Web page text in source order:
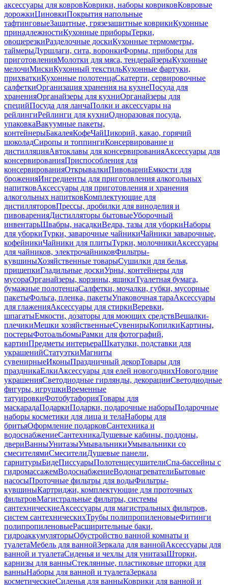
аксессуары для ковровКоврики, наборы ковриковКовровые
дорожкиЦиновкиПокрытия напольные
тафтинговыеЗащитные, грязезащитные коврикиКухонные
принадлежностиКухонные приборыТерки,
овощерезкиРазделочные доскиКухонные термометры,
таймерыДуршлаги, сита, воронкиФормы, приборы для
приготовленияМолотки для мяса, тендерайзерыКухонные
мелочиМискиКухонный текстильКухонные фартуки,
прихваткиКухонные полотенцаСкатерти, сервировочные
салфеткиОрганизация хранения на кухнеПосуда для
храненияОрганайзеры для кухниОрганайзеры для
специйПосуда для ланчаПолки и аксессуары на
рейлингиРейлинги для кухниОдноразовая посуда,
упаковкаВакуумные пакеты,
контейнерыБакалеяКофеЧайЦикорий, какао, горячий
шоколадСиропы и топпингиКонсервирование и
дистилляцияАвтоклавы для консервированияАксессуары для
консервированияПриспособления для
консервированияОткрывалкиПивоварниЕмкости для
броженияИнгредиенты для приготовления алкогольных
напитковАксессуары для приготовления и хранения
алкогольных напитковКомплектующие для
дистилляторовПрессы, дробилки для виноделия и
пивоваренияДистилляторы бытовыеУборочный
инвентарьШвабры, насадкиВедра, тазы для уборкиНаборы
для уборкиТурки, заварочные чайникиЧайники заварочные,
кофейникиЧайники для плитыТурки, молочникиАксессуары
для чайников, электрочайниковФильтры-
кувшиныХозяйственные товарыСушилки для белья,
прищепкиГладильные доскиУрны, контейнеры для
мусораОрганайзеры, корзины, ящикиТуалетная бумага,
бумажные полотенцаСалфетки, мочалки, губки, мусорные
пакетыФольга, пленка, пакетыУпаковочная тараАксессуары
для глаженияАксессуары для стиркиВеревки,
шпагатыЕмкости, дозаторы для моющих средствВешалки-
плечикиМешки хозяйственныеСувенирыКопилкиКартины,
постерыФотоальбомыРамки для фотографий,
картинПредметы интерьераШкатулки, подставки для
украшенийСтатуэткиМагниты
сувенирныеИконыПраздничный декорТовары для
праздникаЕлкиАксессуары для елей новогоднихНовогодние
украшенияСветодиодные гирлянды, декорацииСветодиодные
фигуры, игрушкиВременные
татуировкиФотобутафорияТовары для
маскарадаПодаркиПодарки, подарочные наборыПодарочные
наборы косметики для лица и телаНаборы для
бритьяОформление подарковСантехника и
водоснабжениеСантехникаДушевые кабины, поддоны,
двериВанныУнитазыУмывальникиУмывальники со
смесителямиСмесителиДушевые панели,
гарнитурыБидеПиссуарыПолотенцесушителиСпа-бассейны с
гидромассажемВодоснабжениеВодонагревателиБытовые
насосыПроточные фильтры для водыФильтры-
кувшиныКартриджи, комплектующие для проточных
фильтровМагистральные фильтры, системы
сантехническиеАксессуары для магистральных фильтров,
систем сантехническихТрубы полипропиленовыеФитинги
полипропиленовыеРасширительные баки,
гидроаккумуляторыОбустройство ванной комнаты и
туалетаМебель для ваннойЗеркала для ваннойАксессуары для
ванной и туалетаСиденья и чехлы для унитазаШторки,
карнизы для ванныСтеклянные, пластиковые шторки для
ванныНаборы для ванной и туалетаЗеркала
косметическиеСиденья для ванныКоврики для ванной и